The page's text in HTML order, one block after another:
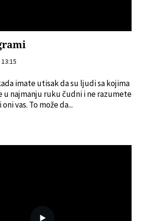
imate utisak da su ljudi sa kojima
u najmanju ruku čudni i ne razumete
vas. To može da...